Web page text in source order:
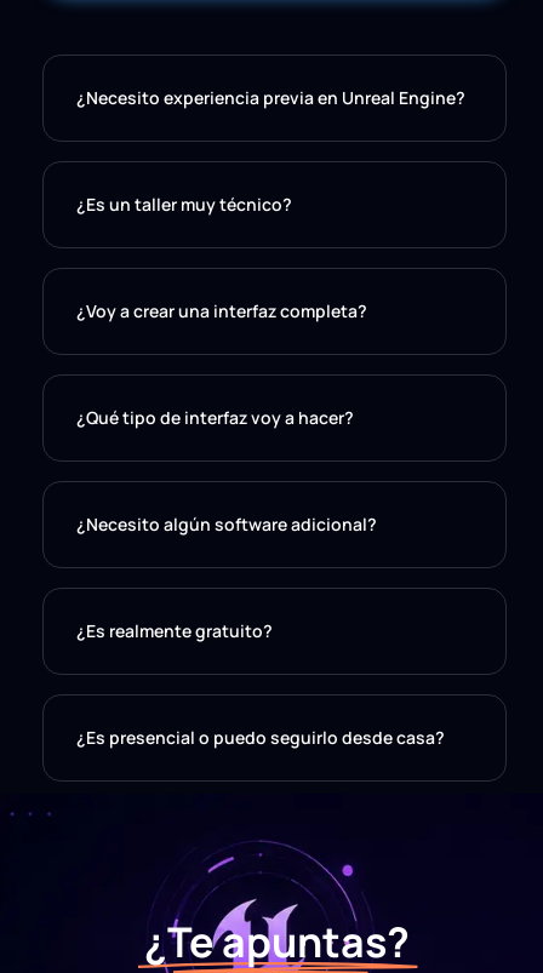
¿Necesito experiencia previa en Unreal Engine?
¿Es un taller muy técnico?
¿Voy a crear una interfaz completa?
¿Qué tipo de interfaz voy a hacer?
¿Necesito algún software adicional?
¿Es realmente gratuito?
¿Es presencial o puedo seguirlo desde casa?
¿Te apuntas?